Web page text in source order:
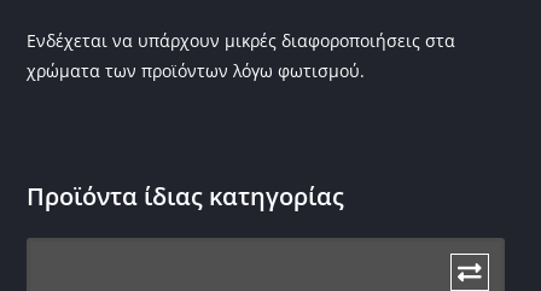
Ενδέχεται να υπάρχουν μικρές διαφοροποιήσεις στα
χρώματα των προϊόντων λόγω φωτισμού.
Προϊόντα ίδιας κατηγορίας